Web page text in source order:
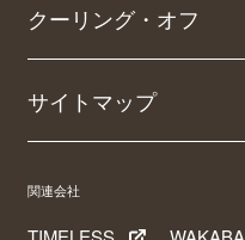
クーリング・オフ
サイトマップ
関連会社